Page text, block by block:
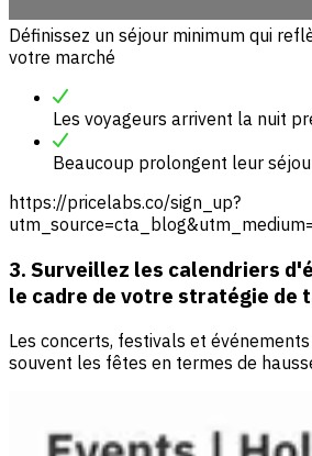
Définissez un séjour minimum qui
votre marché
Les voyageurs arrivent la nuit
Beaucoup prolongent leur
https://pricelabs.co/sign_up?
3. Surveillez les calendriers
le cadre de votre stratégie de
Les concerts, festivals et
souvent les fêtes en termes de